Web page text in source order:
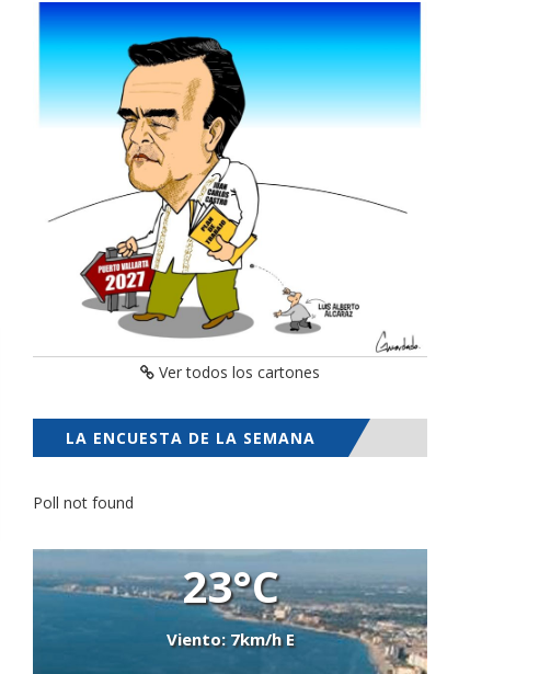
Ver todos los cartones
LA ENCUESTA DE LA SEMANA
Poll not found
23°C
Viento: 7km/h E